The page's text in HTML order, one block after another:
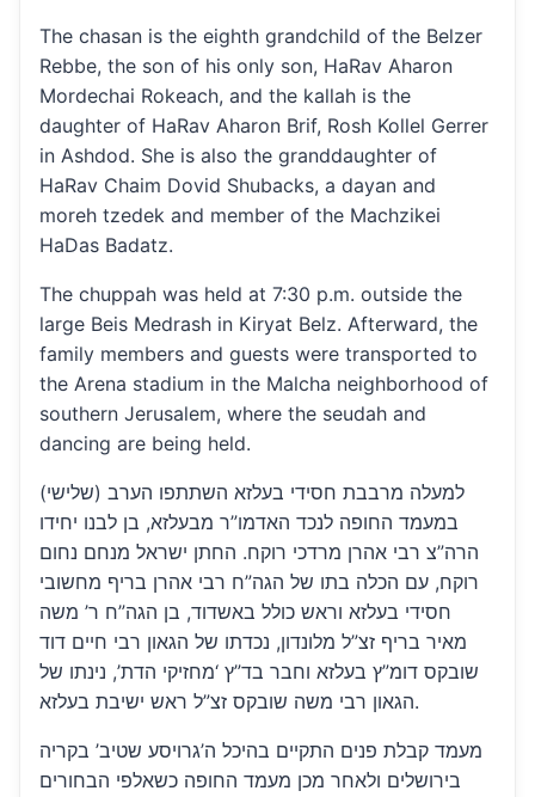
The chasan is the eighth grandchild of the Belzer
Rebbe, the son of his only son, HaRav Aharon
Mordechai Rokeach, and the kallah is the
daughter of HaRav Aharon Brif, Rosh Kollel Gerrer
in Ashdod. She is also the granddaughter of
HaRav Chaim Dovid Shubacks, a dayan and
moreh tzedek and member of the Machzikei
HaDas Badatz.
The chuppah was held at 7:30 p.m. outside the
large Beis Medrash in Kiryat Belz. Afterward, the
family members and guests were transported to
the Arena stadium in the Malcha neighborhood of
southern Jerusalem, where the seudah and
dancing are being held.
למעלה מרבבת חסידי בעלזא השתתפו הערב (שלישי)
במעמד החופה לנכד האדמו”ר מבעלזא, בן לבנו יחידו
הרה”צ רבי אהרן מרדכי רוקח. החתן ישראל מנחם נחום
רוקח, עם הכלה בתו של הגה”ח רבי אהרן בריף מחשובי
חסידי בעלזא וראש כולל באשדוד, בן הגה”ח ר’ משה
מאיר בריף זצ”ל מלונדון, נכדתו של הגאון רבי חיים דוד
שובקס דומ”ץ בעלזא וחבר בד”ץ ‘מחזיקי הדת’, נינתו של
הגאון רבי משה שובקס זצ”ל ראש ישיבת בעלזא.
מעמד קבלת פנים התקיים בהיכל ה’גרויסע שטיב’ בקריה
בירושלים ולאחר מכן מעמד החופה כשאלפי הבחורים